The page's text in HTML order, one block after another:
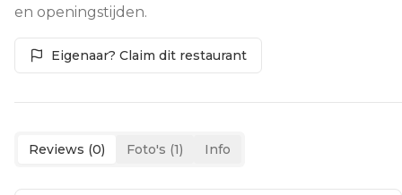
en openingstijden.
Eigenaar? Claim dit restaurant
Reviews (0) Foto's (1) Info